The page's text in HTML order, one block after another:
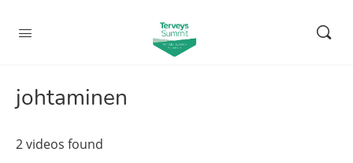
johtaminen
2 videos found